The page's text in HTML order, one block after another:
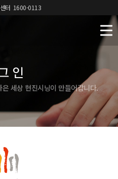
터 1600-0113
인
세상 현진시닝이 만들어갑니다.